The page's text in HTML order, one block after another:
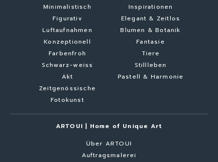
Minimalistisch
Figurativ
Luftaufnahmen
Konzeptionell
Farbenfroh
Schwarz-weiss
Akt
Zeitgenössische
Fotokunst
Inspirationen
Elegant & Zeitlos
Blumen & Botanik
Fantasie
Tiere
Stillleben
Pastell & Harmonie
ARTOUI | Home of Unique Art
Über ARTOUI
Auftragsmalerei